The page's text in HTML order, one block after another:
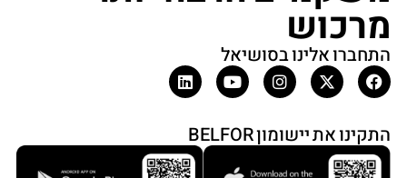
מרכוש
התחברו אלינו בסושיאל
התקינו את יישומון BELFOR